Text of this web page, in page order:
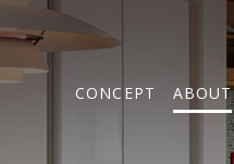
CONCEPT ABOUT